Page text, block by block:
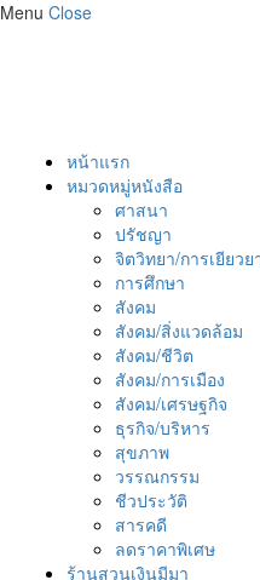
Menu Close
หน้าแรก
หมวดหมู่หนังสือ
ศาสนา
ปรัชญา
จิตวิทยา/การเยียวย
การศึกษา
สังคม
สังคม/สิ่งแวดล้อม
สังคม/ชีวิต
สังคม/การเมือง
สังคม/เศรษฐกิจ
ธุรกิจ/บริหาร
สุขภาพ
วรรณกรรม
ชีวประวัติ
สารคดี
ลดราคาพิเศษ
ร้านสวนเงินมีมา